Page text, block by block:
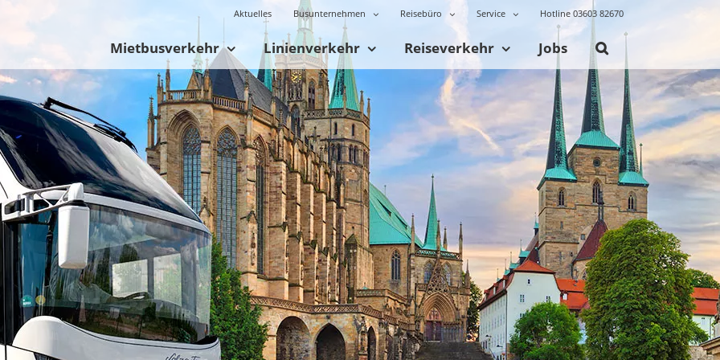
Aktuelles Busunternehmen Reisebüro Service Hotline 03603 82670
Mietbusverkehr Linienverkehr Reiseverkehr Jobs